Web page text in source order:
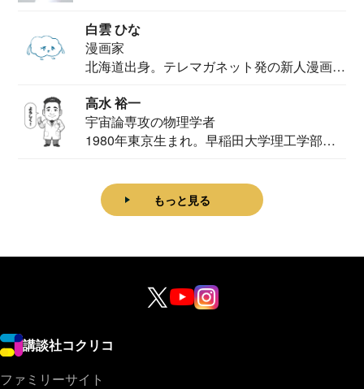
白雲 ひな
漫画家
北海道出身。テレマガネット発の新人漫画
高水 裕一
宇宙論専攻の物理学者
1980年東京生まれ。早稲田大学理工学部物
もっと見る
講談社コクリコ
ファミリーサイト